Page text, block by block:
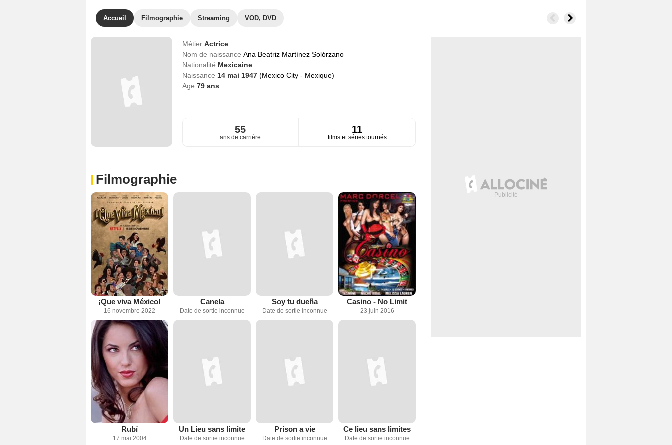
Accueil Filmographie Streaming VOD, DVD
Métier Actrice
Nom de naissance Ana Beatriz Martínez Solórzano
Nationalité Mexicaine
Naissance 14 mai 1947 (Mexico City - Mexique)
Age 79ans
55
ans de carrière
11
films et séries tournés
Filmographie
¡Que viva México!
16 novembre 2022
Canela
Date de sortie inconnue
Soy tu dueña
Date de sortie inconnue
Casino - No Limit
23 juin 2016
Rubí
17 mai 2004
Un Lieu sans limite
Date de sortie inconnue
Prison a vie
Date de sortie inconnue
Ce lieu sans limites
Date de sortie inconnue